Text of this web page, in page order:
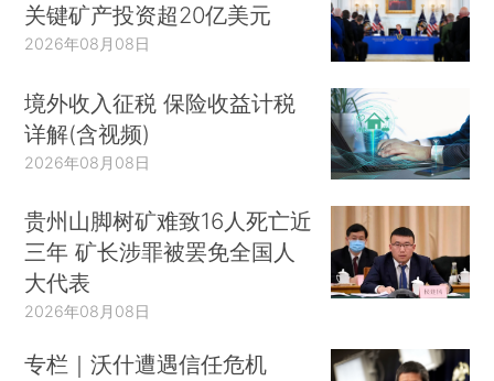
关键矿产投资超20亿美元
2026年08月08日
境外收入征税 保险收益计税
详解(含视频)
2026年08月08日
贵州山脚树矿难致16人死亡近
三年 矿长涉罪被罢免全国人
大代表
2026年08月08日
专栏｜沃什遭遇信任危机